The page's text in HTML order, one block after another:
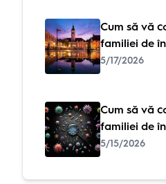
Cum să vă
familiei de
5/17/2026
Cum să vă
familiei de
5/15/2026